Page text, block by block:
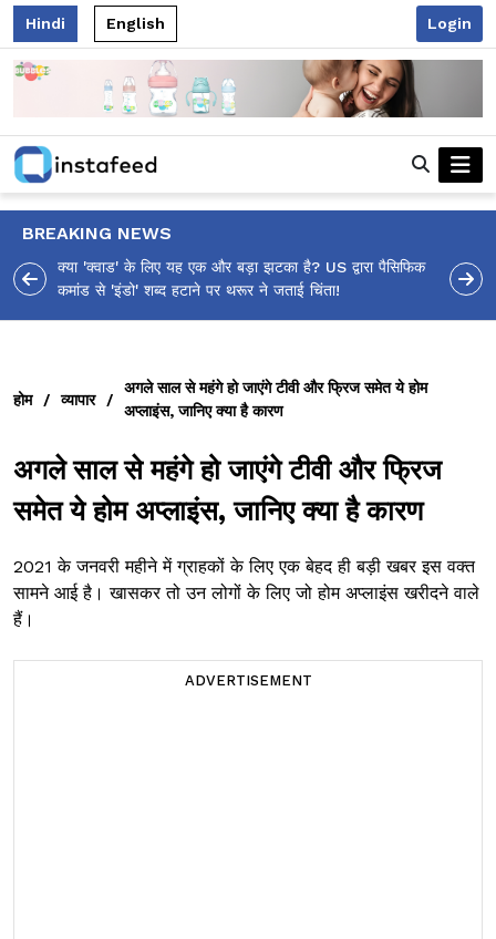
Hindi English Login
BREAKING NEWS
आलिया भट्ट का मज़ेदार 'शर्वरी कहाँ है?' पोस्ट, 'अल्फा' टीज़र पर
उठे सवालों का मज़ाकिया जवाब!
होम / व्यापार /
अगले साल से महंगे हो जाएंगे टीवी और फ्रिज समेत ये होम
अप्लाइंस, जानिए क्या है कारण
अगले साल से महंगे हो जाएंगे टीवी और फ्रिज
समेत ये होम अप्लाइंस, जानिए क्या है कारण
2021 के जनवरी महीने में ग्राहकों के लिए एक बेहद ही बड़ी खबर इस वक्त
सामने आई है। खासकर तो उन लोगों के लिए जो होम अप्लाइंस खरीदने वाले
हैं।
ADVERTISEMENT